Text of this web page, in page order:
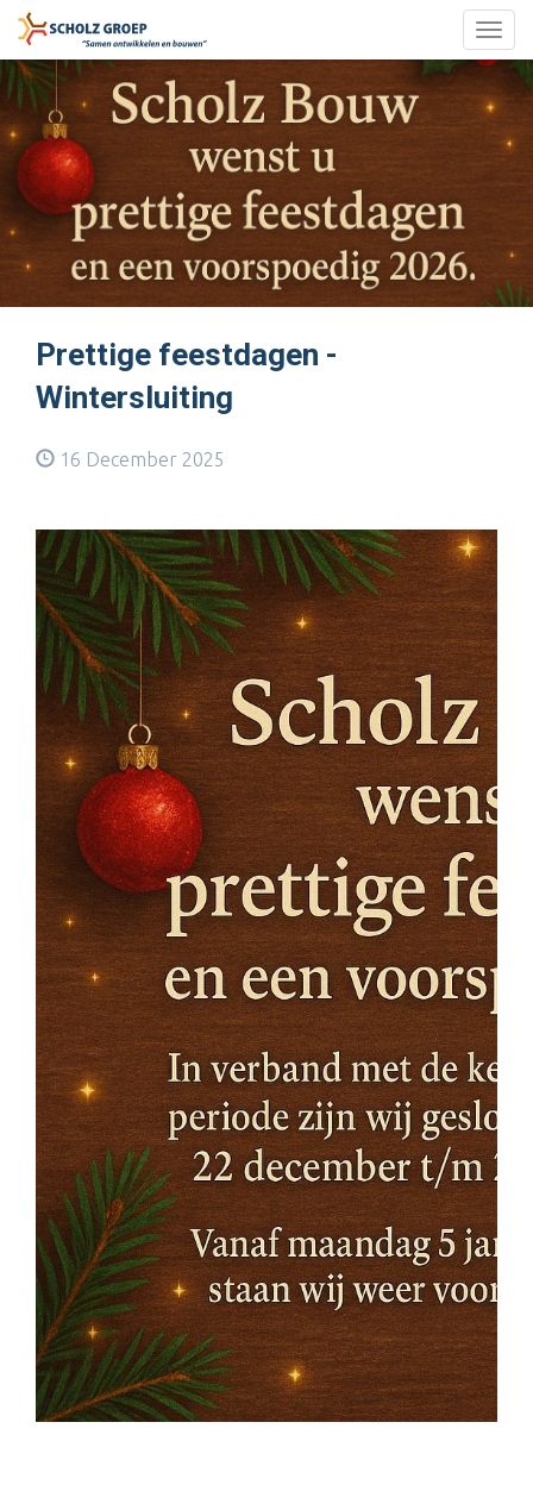
Prettige feestdagen -
Wintersluiting
16 December 2025